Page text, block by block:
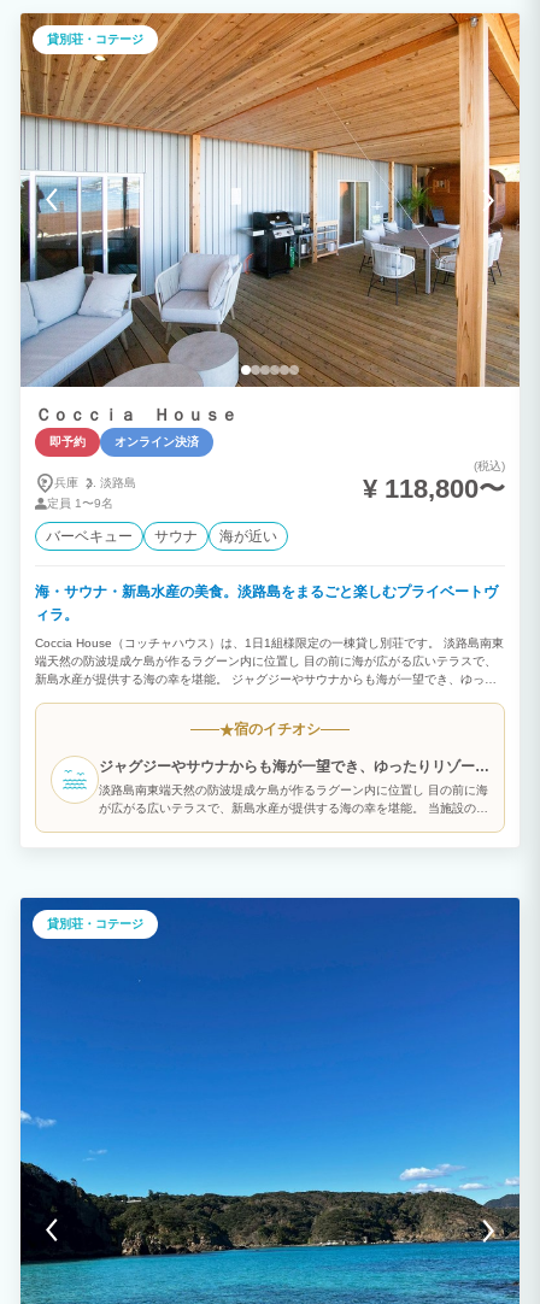
貸別荘・コテージ
Ｃｏｃｃｉａ Ｈｏｕｓｅ
即予約 オンライン決済
兵庫
淡路島
定員 1〜9名
(税込)
¥ 118,800〜
バーベキュー サウナ 海が近い
海・サウナ・新島水産の美食。淡路島をまるごと楽しむプライベートヴ
ィラ。
Coccia House（コッチャハウス）は、1日1組様限定の一棟貸し別荘です。 淡路島南東
端天然の防波堤成ケ島が作るラグーン内に位置し 目の前に海が広がる広いテラスで、
新島水産が提供する海の幸を堪能。 ジャグジーやサウナからも海が一望でき、ゆった
ライベート空間で周りを気にせずリラックス 【お食事について（※有料オプション）
となります。夕食のご希望提供時間はチェックイン時にお伺いします。 【BBQ設備の
みのレンタルについて】 食材をお持ち込みいただくか、現地で運営する系列店「新島
水産」で食材を購入いただければBBQをすることが可能です。 機材は無料で貸し出し
いたしますので、ご希望の際は事前にお知らせください。
★宿のイチオシ
ジャグジーやサウナからも海が一望でき、ゆったりリゾート
気分を満喫
淡路島南東端天然の防波堤成ケ島が作るラグーン内に位置し 目の前に海
が広がる広いテラスで、新島水産が提供する海の幸を堪能。 当施設の自
えるので、お子様が室内にいても安心です。
貸別荘・コテージ